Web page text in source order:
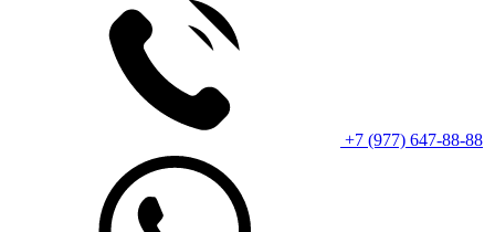
+7 (977) 647-88-88